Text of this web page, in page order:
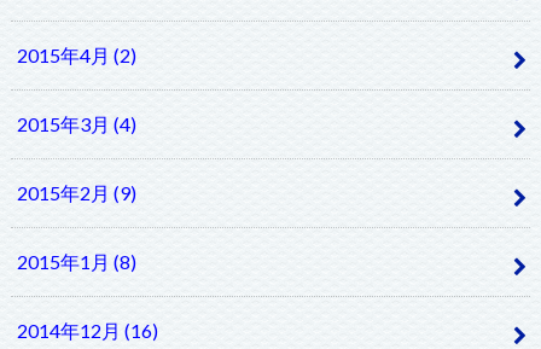
2015年4月 (2)
2015年3月 (4)
2015年2月 (9)
2015年1月 (8)
2014年12月 (16)